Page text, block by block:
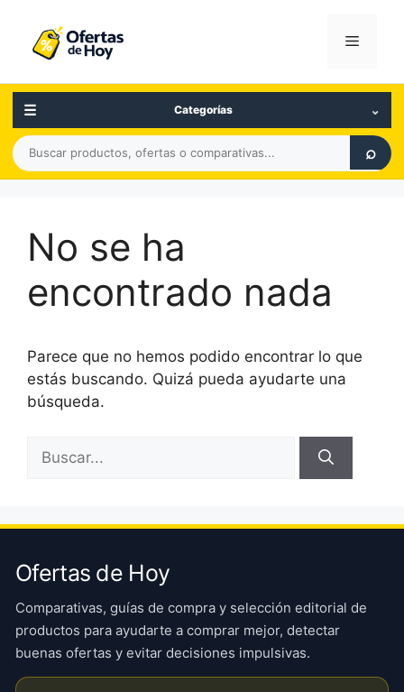
contenido
Menú
☰ Categorías ⌄
Buscar
productos,
comparativas
⌕
No se ha
encontrado nada
Parece que no hemos podido encontrar lo que
estás buscando. Quizá pueda ayudarte una
búsqueda.
Ofertas de Hoy
Comparativas, guías de compra y selección editorial de
productos para ayudarte a comprar mejor, detectar
buenas ofertas y evitar decisiones impulsivas.